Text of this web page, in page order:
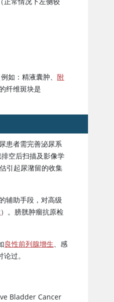
如：精液囊肿、附
纤维斑块是
患者需完善泌尿系
空后扫描及影像学
引起尿潴留的收集
的辅助手段，对高级
）。膀胱肿瘤抗原检
良性前列腺增生、感
过。
Bladder Cancer